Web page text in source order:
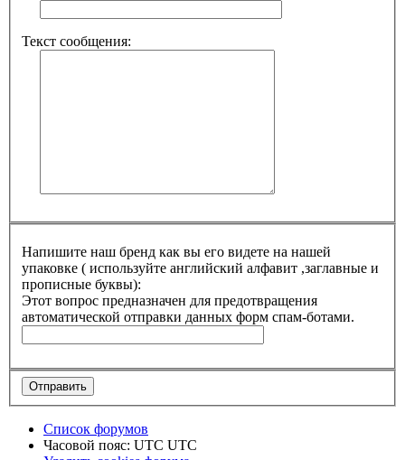
Текст сообщения:
Напишите наш бренд как вы его видете на нашей
упаковке ( используйте английский алфавит ,заглавные и
прописные буквы):
Этот вопрос предназначен для предотвращения
автоматической отправки данных форм спам-ботами.
Список форумов
Часовой пояс: UTC UTC